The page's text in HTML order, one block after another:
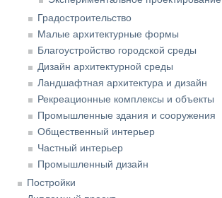
Градостроительство
Малые архитектурные формы
Благоустройство городской среды
Дизайн архитектурной среды
Ландшафтная архитектура и дизайн
Рекреационные комплексы и объекты
Промышленные здания и сооружения
Общественный интерьер
Частный интерьер
Промышленный дизайн
Постройки